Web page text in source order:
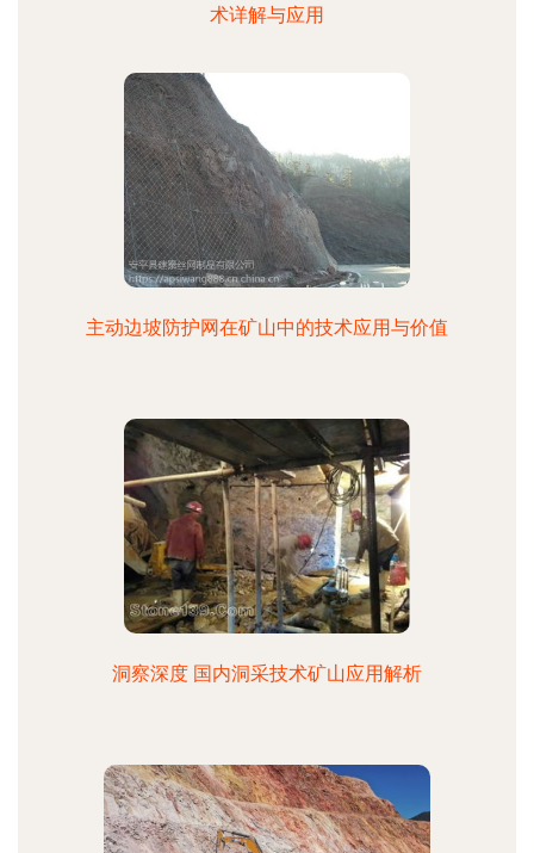
术详解与应用
主动边坡防护网在矿山中的技术应用与价值
洞察深度 国内洞采技术矿山应用解析